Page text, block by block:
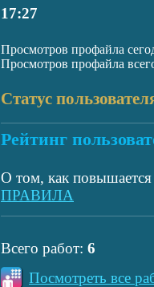
17:27
Просмотров профайла
Просмотров профайла
Статус
Рейтинг
О том, как повышается
ПРАВИЛА
Всего работ: 6
Посмотреть все